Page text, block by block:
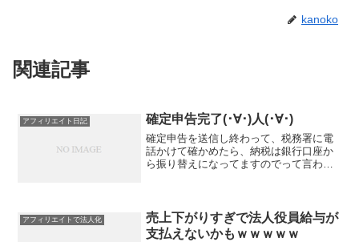
kanoko
関連記事
アフィリエイト日記 確定申告完了(･∀･)人(･∀･)
確定申告を送信し終わって、税務署に電
話かけて確かめたら、納税は銀行口座か
ら振り替えになってますのでって言われ
人など身近に...
アフィリエイトで法人化
売上下がりすぎで法人役員給与が
支払えないかもｗｗｗｗｗ